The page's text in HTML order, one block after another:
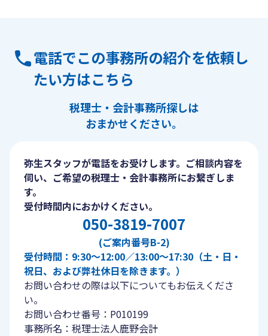
電話でこの事務所の紹介を依頼し
たい方はこちら
税理士・会計事務所探しは
おまかせください。
弥生スタッフが電話をお受けします。ご相談内容を
伺い、ご希望の税理士・会計事務所にお繋ぎしま
す。
受付時間内におかけください。
050-3819-7007
(ご案内番号B-2)
受付時間：9:30〜12:00／13:00〜17:30（土・日・
祝日、および弊社休日を除きます。）
お問い合わせの際は以下についてもお伝えくださ
い。
お問い合わせ番号：P010199
事務所名：税理士法人鹿野会計